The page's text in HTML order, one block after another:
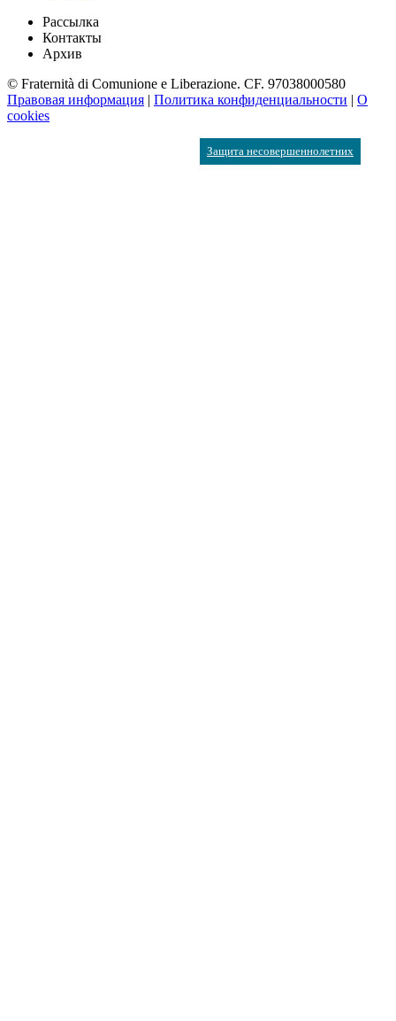
Рассылка
Контакты
Архив
© Fraternità di Comunione e Liberazione. CF. 97038000580
Правовая информация | Политика конфиденциальности | О
cookies
Защита несовершеннолетних